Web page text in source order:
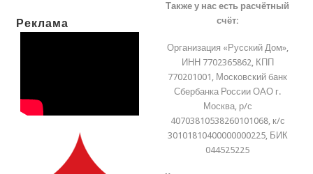
Реклама
Также у нас есть расчётный
счёт:
Организация «Русский Дом»,
ИНН 7702365862, КПП
770201001, Московский банк
Сбербанка России ОАО г.
Москва, р/с
40703810538260101068, к/с
30101810400000000225, БИК
044525225